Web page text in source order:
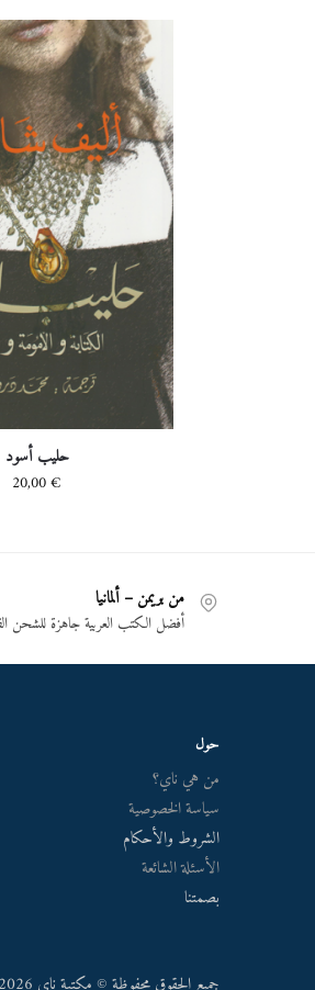
حليب أسود
20,00€
من بريمن – ألمانيا
أفضل الكتب العربية جاهزة للشحن
حول
من هي ناي؟
سياسة الخصوصية
الشروط والأحكام
الأسئلة الشائعة
بصمتنا